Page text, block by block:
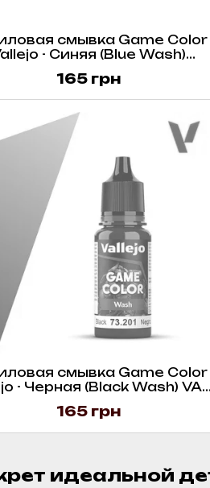
идеальной
смывка Game Color
- Синяя (Blue Wash)
165 грн
смывка Game Color
- Черная (Black Wash) VAL
165 грн